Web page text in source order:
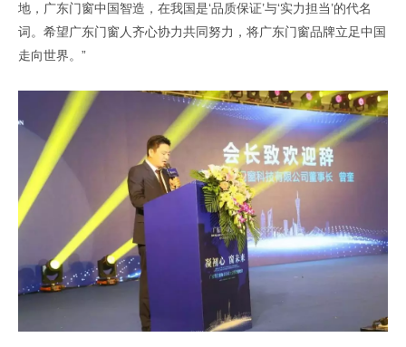
地，广东门窗中国智造，在我国是‘品质保证’与‘实力担当’的代名
词。希望广东门窗人齐心协力共同努力，将广东门窗品牌立足中国
走向世界。”